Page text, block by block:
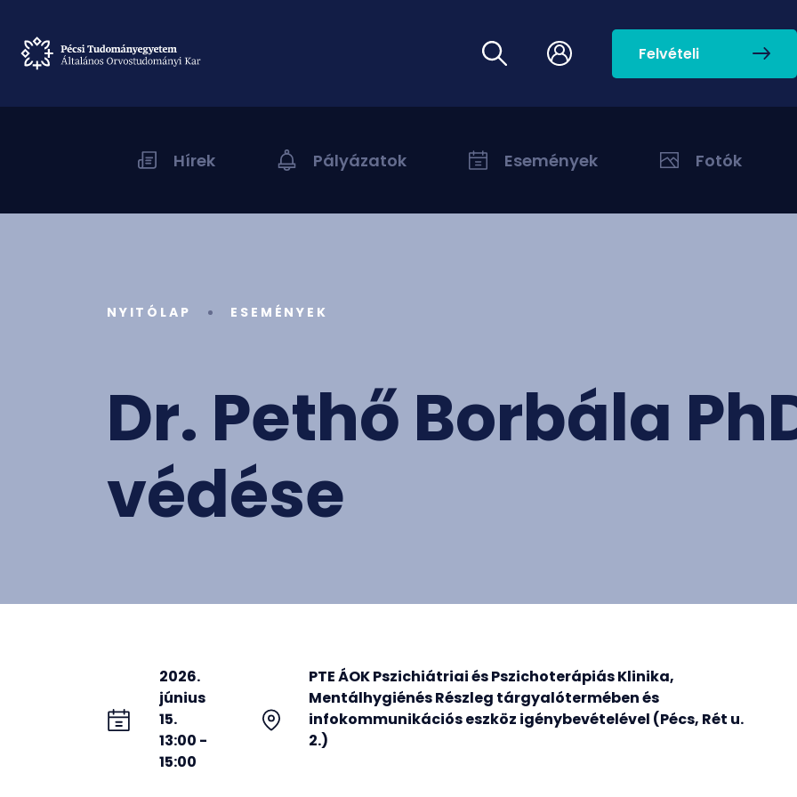
Felvételi
Hírek Pályázatok Események Fotók
NYITÓLAP ESEMÉNYEK
Dr. Pethő Borbála
védése
2026.
június
15.
13:00 -
15:00
PTE ÁOK Pszichiátriai és Pszichoterápiás Klinika,
Mentálhygiénés Részleg tárgyalótermében és
infokommunikációs eszköz igénybevételével (Pécs, Rét u.
2.)